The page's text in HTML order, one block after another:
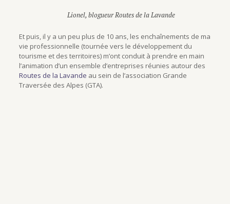
Lionel, blogueur Routes de la Lavande
Et puis, il y a un peu plus de 10 ans, les enchaînements de ma
vie professionnelle (tournée vers le développement du
tourisme et des territoires) m’ont conduit à prendre en main
l’animation d’un ensemble d’entreprises réunies autour des
Routes de la Lavande au sein de l’association Grande
Traversée des Alpes (GTA).